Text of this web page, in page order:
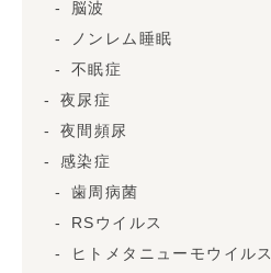
脳波
ノンレム睡眠
不眠症
夜尿症
夜間頻尿
感染症
歯周病菌
RSウイルス
ヒトメタニューモウイルス